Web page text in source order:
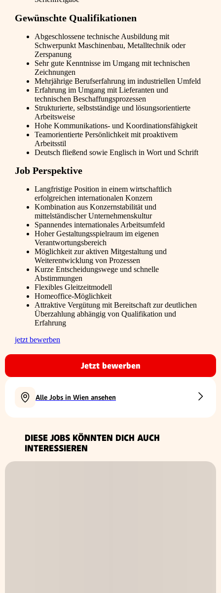
Gewünschte Qualifikationen
Abgeschlossene technische Ausbildung mit
Schwerpunkt Maschinenbau, Metalltechnik oder
Zerspanung
Sehr gute Kenntnisse im Umgang mit technischen
Zeichnungen
Mehrjährige Berufserfahrung im industriellen Umfeld
Erfahrung im Umgang mit Lieferanten und
technischen Beschaffungsprozessen
Strukturierte, selbstständige und lösungsorientierte
Arbeitsweise
Hohe Kommunikations- und Koordinationsfähigkeit
Teamorientierte Persönlichkeit mit proaktivem
Arbeitsstil
Deutsch fließend sowie Englisch in Wort und Schrift
Job Perspektive
Langfristige Position in einem wirtschaftlich
erfolgreichen internationalen Konzern
Kombination aus Konzernstabilität und
mittelständischer Unternehmenskultur
Spannendes internationales Arbeitsumfeld
Hoher Gestaltungsspielraum im eigenen
Verantwortungsbereich
Möglichkeit zur aktiven Mitgestaltung und
Weiterentwicklung von Prozessen
Kurze Entscheidungswege und schnelle
Abstimmungen
Flexibles Gleitzeitmodell
Homeoffice-Möglichkeit
Attraktive Vergütung mit Bereitschaft zur deutlichen
Überzahlung abhängig von Qualifikation und
Erfahrung
jetzt bewerben
Jetzt bewerben
Alle Jobs in Wien ansehen
DIESE JOBS KÖNNTEN DICH AUCH
INTERESSIEREN